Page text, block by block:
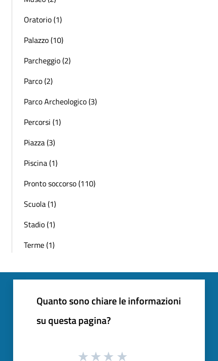
Oratorio (1)
Palazzo (10)
Parcheggio (2)
Parco (2)
Parco Archeologico (3)
Percorsi (1)
Piazza (3)
Piscina (1)
Pronto soccorso (110)
Scuola (1)
Stadio (1)
Terme (1)
Quanto sono chiare le informazioni
su questa pagina?